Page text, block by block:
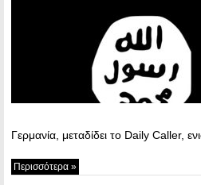
Γερμανία, μεταδίδει το Daily Caller,
Περισσότερα »